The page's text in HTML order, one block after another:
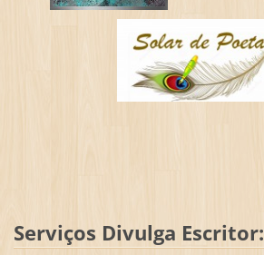
Serviços Divulga Escritor: